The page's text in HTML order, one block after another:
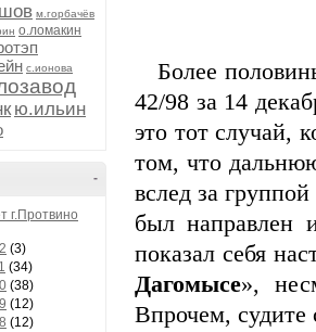
м.горбачёв
о.ломакин
с.ионова
ю.ильин
-
г.Протвино
(3)
(34)
(38)
(12)
(12)
Более
42/98 за 14
это тот случай,
том, что
вслед за
был направлен
показал себя
Дагомысе»,
Впрочем, судите